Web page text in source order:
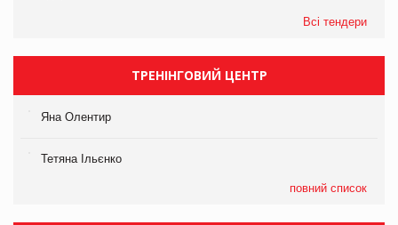
Всі тендери
ТРЕНІНГОВИЙ ЦЕНТР
Яна Олентир
Тетяна Ільєнко
повний список